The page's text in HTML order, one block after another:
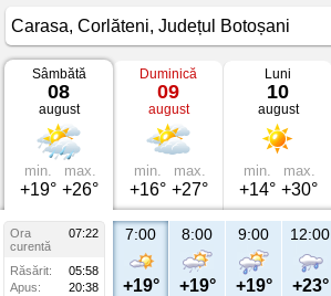
Vremea
Carasa
Corlăteni,
Județul
Botoșani
Sâmbătă
08
august
min.
+19°
max.
+26°
Duminică
09
august
min.
+16°
max.
+27°
Luni
10
august
min.
+14°
max.
+30°
Ora
07:22
curentă
Răsărit:
05:58
Apus:
20:38
7:00
+19°
8:00
+19°
9:00
+19°
12:00
+23°